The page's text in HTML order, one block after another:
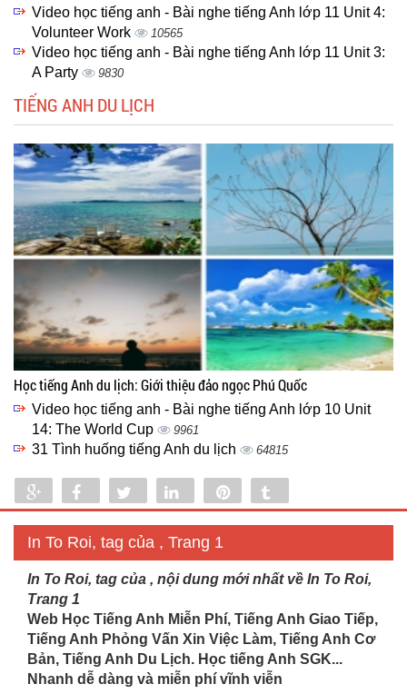
Video học tiếng anh - Bài nghe tiếng Anh lớp 11 Unit 4:
Volunteer Work
10565
Video học tiếng anh - Bài nghe tiếng Anh lớp 11 Unit 3:
A Party
9830
TIẾNG ANH DU LỊCH
Học tiếng Anh du lịch: Giới thiệu đảo ngọc Phú Quốc
Video học tiếng anh - Bài nghe tiếng Anh lớp 10 Unit
14: The World Cup
9961
31 Tình huống tiếng Anh du lịch 64815
Share Share Tweet Share
In To Roi, tag của , Trang 1
In To Roi, tag của , nội dung mới nhất về In To Roi,
Trang 1
Web Học Tiếng Anh Miễn Phí, Tiếng Anh Giao Tiếp,
Tiếng Anh Phỏng Vấn Xin Việc Làm, Tiếng Anh Cơ
Bản, Tiếng Anh Du Lịch. Học tiếng Anh SGK...
Nhanh dễ dàng và miễn phí vĩnh viễn